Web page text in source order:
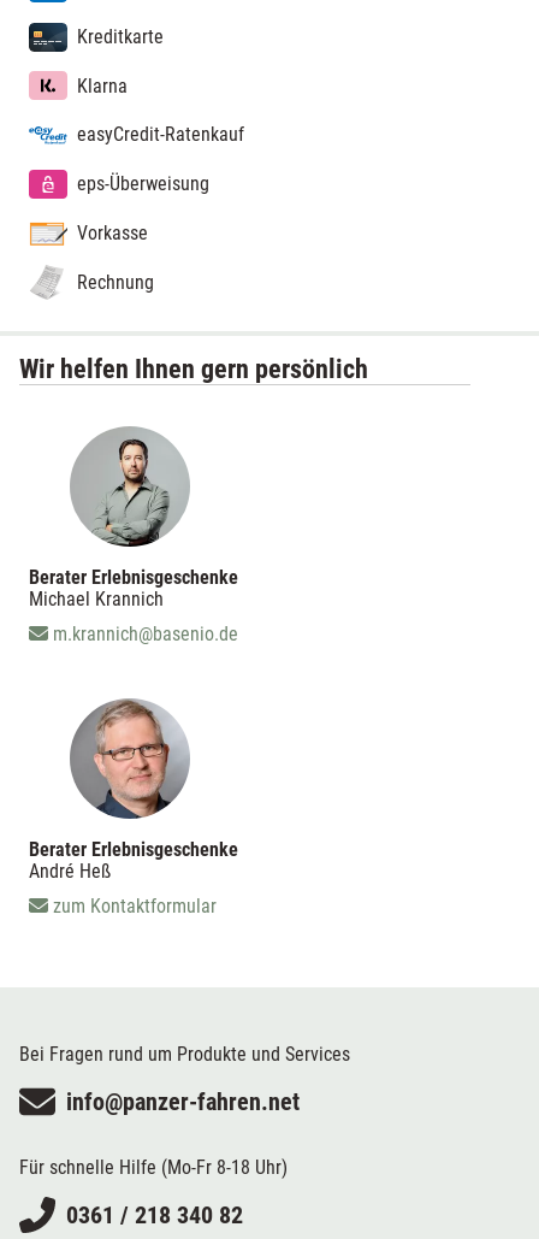
Kreditkarte
Klarna
easyCredit-Ratenkauf
eps-Überweisung
Vorkasse
Rechnung
Wir helfen Ihnen gern persönlich
Berater Erlebnisgeschenke
Michael Krannich
m.krannich@basenio.de
Berater Erlebnisgeschenke
André Heß
zum Kontaktformular
Bei Fragen rund um Produkte und Services
info@panzer-fahren.net
Für schnelle Hilfe (Mo-Fr 8-18 Uhr)
0361 / 218 340 82